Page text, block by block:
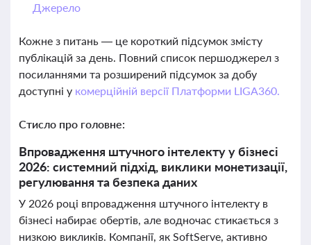
Джерело
Кожне з питань — це короткий підсумок змісту
публікацій за день. Повний список першоджерел з
посиланнями та розширений підсумок за добу
доступні у комерційній версії Платформи LIGA360.
Стисло про головне:
Впровадження штучного інтелекту у бізнесі
2026: системний підхід, виклики монетизації,
регулювання та безпека даних
У 2026 році впровадження штучного інтелекту в
бізнесі набирає обертів, але водночас стикається з
низкою викликів. Компанії, як SoftServe, активно